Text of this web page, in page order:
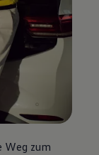
Weg zum